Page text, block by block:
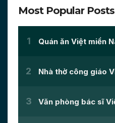
Most Popular Posts